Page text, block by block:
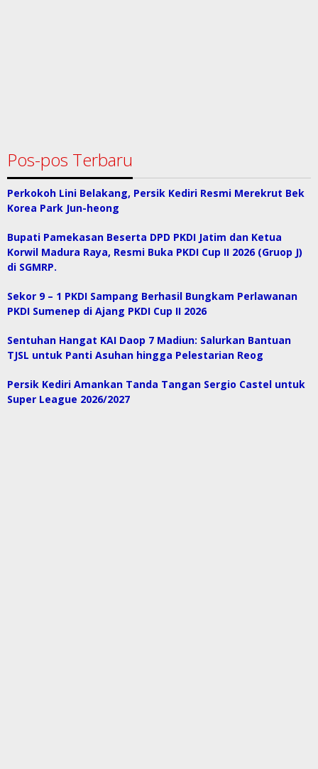
Pos-pos Terbaru
Perkokoh Lini Belakang, Persik Kediri Resmi Merekrut Bek
Korea Park Jun-heong
Bupati Pamekasan Beserta DPD PKDI Jatim dan Ketua
Korwil Madura Raya, Resmi Buka PKDI Cup II 2026 (Gruop J)
di SGMRP.
Sekor 9 – 1 PKDI Sampang Berhasil Bungkam Perlawanan
PKDI Sumenep di Ajang PKDI Cup II 2026
Sentuhan Hangat KAI Daop 7 Madiun: Salurkan Bantuan
TJSL untuk Panti Asuhan hingga Pelestarian Reog
Persik Kediri Amankan Tanda Tangan Sergio Castel untuk
Super League 2026/2027